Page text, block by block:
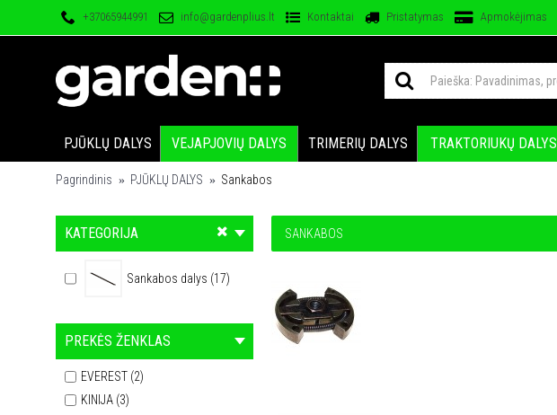
+37065944991 info@gardenplius.lt Kontaktai Pristatymas Apmokėjimas
PJŪKLŲ DALYS VEJAPJOVIŲ DALYS TRIMERIŲ DALYS TRAKTORIUKŲ DALYS
Pagrindinis PJŪKLŲ DALYS Sankabos
KATEGORIJA
Sankabos dalys (17)
PREKĖS ŽENKLAS
EVEREST (2)
KINIJA (3)
SANKABOS